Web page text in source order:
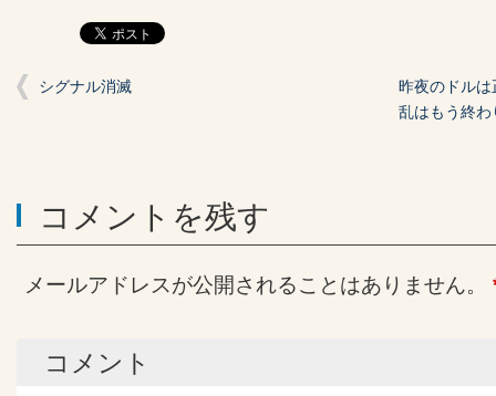
シグナル消滅
昨夜のドル
乱はもう終わ
コメントを残す
メールアドレスが公開されることはありません。
コメント